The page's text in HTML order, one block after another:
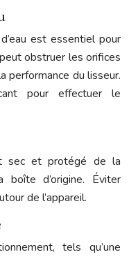
est essentiel pour
obstruer les orifices
performance du lisseur.
pour effectuer le
sec et protégé de la
boîte d’origine. Éviter
de l’appareil.
tels qu’une